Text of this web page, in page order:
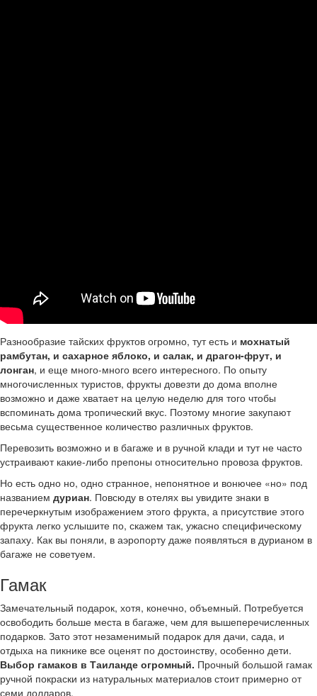
Разнообразие тайских фруктов огромно, тут есть и мохнатый
рамбутан, и сахарное яблоко, и салак, и драгон-фрут, и
лонган, и еще много-много всего интересного. По опыту
многочисленных туристов, фрукты довезти до дома вполне
возможно и даже хватает на целую неделю для того чтобы
вспоминать дома тропический вкус. Поэтому многие закупают
весьма существенное количество различных фруктов.
Перевозить возможно и в багаже и в ручной клади и тут не часто
устраивают какие-либо препоны относительно провоза фруктов.
Но есть одно но, одно странное, непонятное и вонючее «но» под
названием дуриан. Повсюду в отелях вы увидите знаки в
перечеркнутым изображением этого фрукта, а присутствие этого
фрукта легко услышите по, скажем так, ужасно специфическому
запаху. Как вы поняли, в аэропорту даже появляться в дурианом в
багаже не советуем.
Гамак
Замечательный подарок, хотя, конечно, объемный. Потребуется
освободить больше места в багаже, чем для вышеперечисленных
подарков. Зато этот незаменимый подарок для дачи, сада, и
отдыха на пикнике все оценят по достоинству, особенно дети.
Выбор гамаков в Таиланде огромный. Прочный большой гамак
ручной покраски из натуральных материалов стоит примерно от
семи долларов.